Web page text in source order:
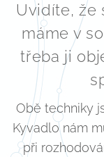
Uvidíte, že
máme v
třeba ji
Obě techniky
Kyvadlo nám
při